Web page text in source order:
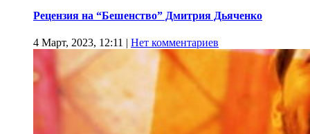
Рецензия на “Бешенство” Дмитрия Дьяченко
4 Март, 2023, 12:11 | Нет комментариев